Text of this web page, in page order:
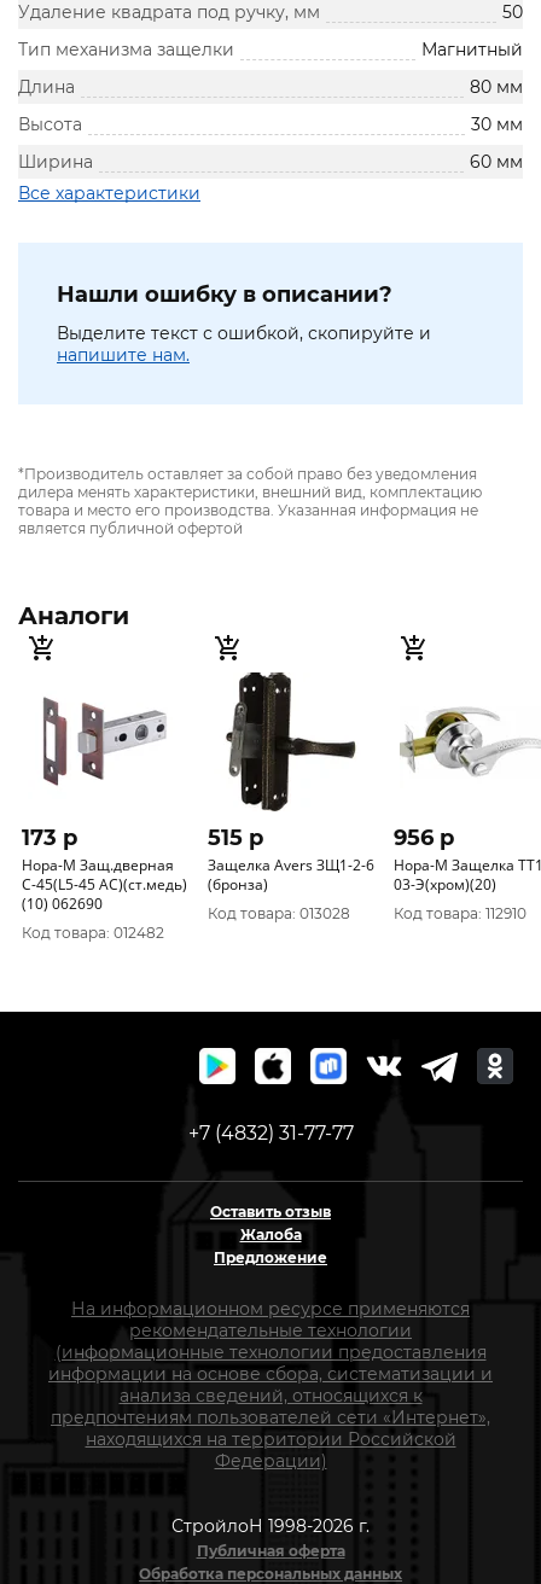
Удаление квадрата под ручку, мм
50
Тип механизма защелки
Магнитный
Длина
80 мм
Высота
30 мм
Ширина
60 мм
Все характеристики
Нашли ошибку в описании?
Выделите текст с ошибкой, скопируйте и
напишите нам.
*Производитель оставляет за собой право без уведомления
дилера менять характеристики, внешний вид, комплектацию
товара и место его производства. Указанная информация не
является публичной офертой
Аналоги
173 p
Нора-М Защ.дверная
С-45(L5-45 AC)(ст.медь)
(10) 062690
Код товара: 012482
515 p
Защелка Avers ЗЩ1-2-6
(бронза)
Код товара: 013028
956 p
Нора-М Защелка
03-Э(хром)(20)
Код товара: 112910
+7 (4832) 31-77-77
Оставить отзыв
Жалоба
Предложение
На информационном ресурсе применяются
рекомендательные технологии
(информационные технологии предоставления
информации на основе сбора, систематизации и
анализа сведений, относящихся к
предпочтениям пользователей сети «Интернет»,
находящихся на территории Российской
Федерации)
СтройлоН 1998-2026 г.
Публичная оферта
Обработка персональных данных